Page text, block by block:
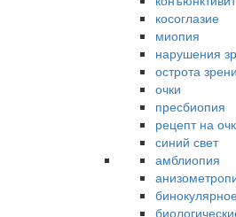
косоглазие
миопия
нарушения
острота
очки
пресбиопия
рецепт на
синий свет
амблиопия